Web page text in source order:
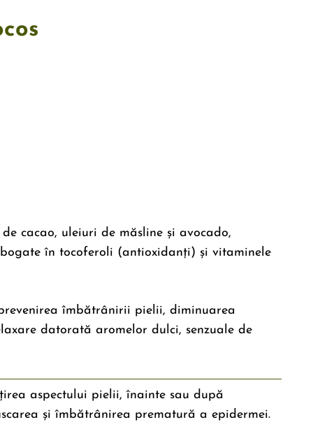
cacao, uleiuri de măsline și avocado,
în tocoferoli (antioxidanți) și vitaminele
îmbătrânirii pielii, diminuarea
datorată aromelor dulci, senzuale de
aspectului pielii, înainte sau după
și îmbătrânirea prematură a epidermei.